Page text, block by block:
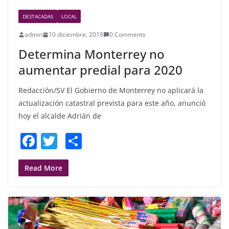
DESTACADAS LOCAL
admin 10 diciembre, 2019 0 Comments
Determina Monterrey no
aumentar predial para 2020
Redacción/SV El Gobierno de Monterrey no aplicará la
actualización catastral prevista para este año, anunció
hoy el alcalde Adrián de
F
a
c
b
o
T
w
itt
Read More